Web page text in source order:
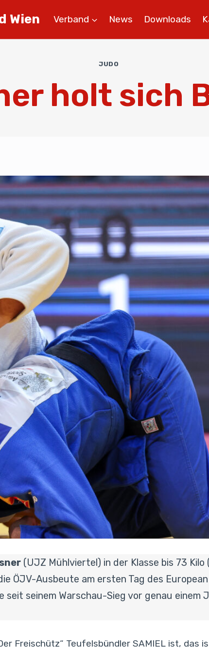
Wien Verband News Downloads
JUDO
holt sich
(UJZ Mühlviertel) in der Klasse bis 73
ÖJV-Ausbeute am ersten Tag des
seinem Warschau-Sieg vor genau einem
Freischütz“ Teufelsbündler SAMIEL ist, das